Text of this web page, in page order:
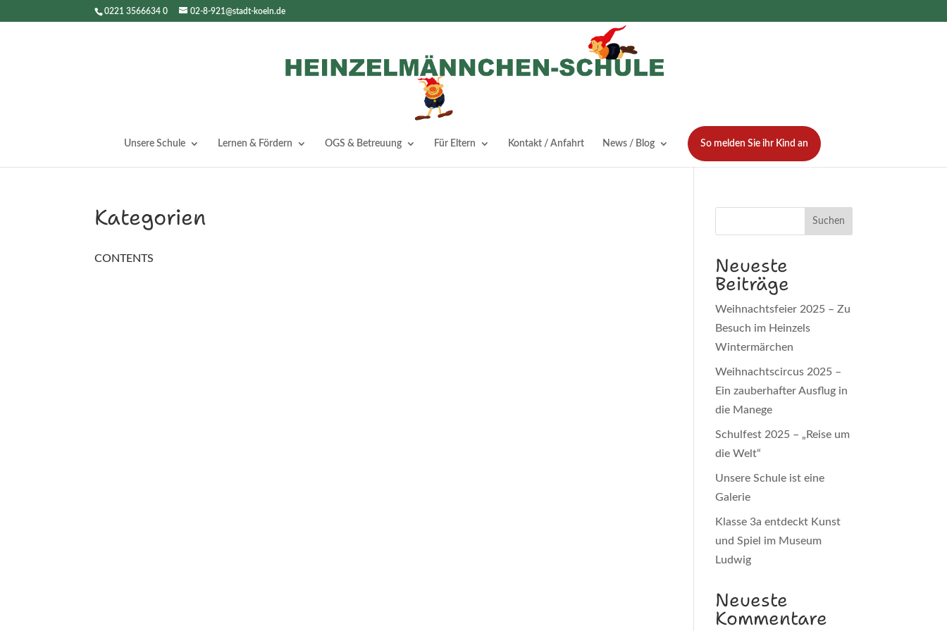
0221 3566634 0 02-8-921@stadt-koeln.de
Unsere Schule Lernen & Fördern OGS & Betreuung Für Eltern Kontakt / Anfahrt News / Blog So melden Sie ihr Kind an
Kategorien
CONTENTS
Suchen
Neueste
Beiträge
Weihnachtsfeier 2025 – Zu
Besuch im Heinzels
Wintermärchen
Weihnachtscircus 2025 –
Ein zauberhafter Ausflug in
die Manege
Schulfest 2025 – „Reise um
die Welt“
Unsere Schule ist eine
Galerie
Klasse 3a entdeckt Kunst
und Spiel im Museum
Ludwig
Neueste
Kommentare